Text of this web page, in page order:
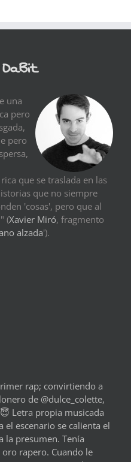
una
pero
pero
que se traslada en las
que no siempre
'cosas', pero que al
(Xavier Miró, fragmento
alzada').